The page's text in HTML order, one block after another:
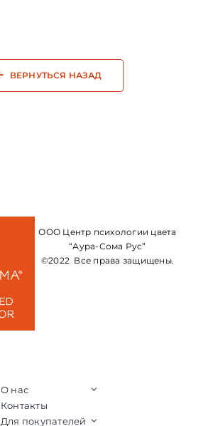
ВЕРНУТЬСЯ НАЗАД
ООО Центр психологии цвета
“Аура-Сома Рус”
©2022 Все права защищены.
О нас
Контакты
Для покупателей